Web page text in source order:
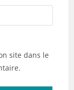
site dans le